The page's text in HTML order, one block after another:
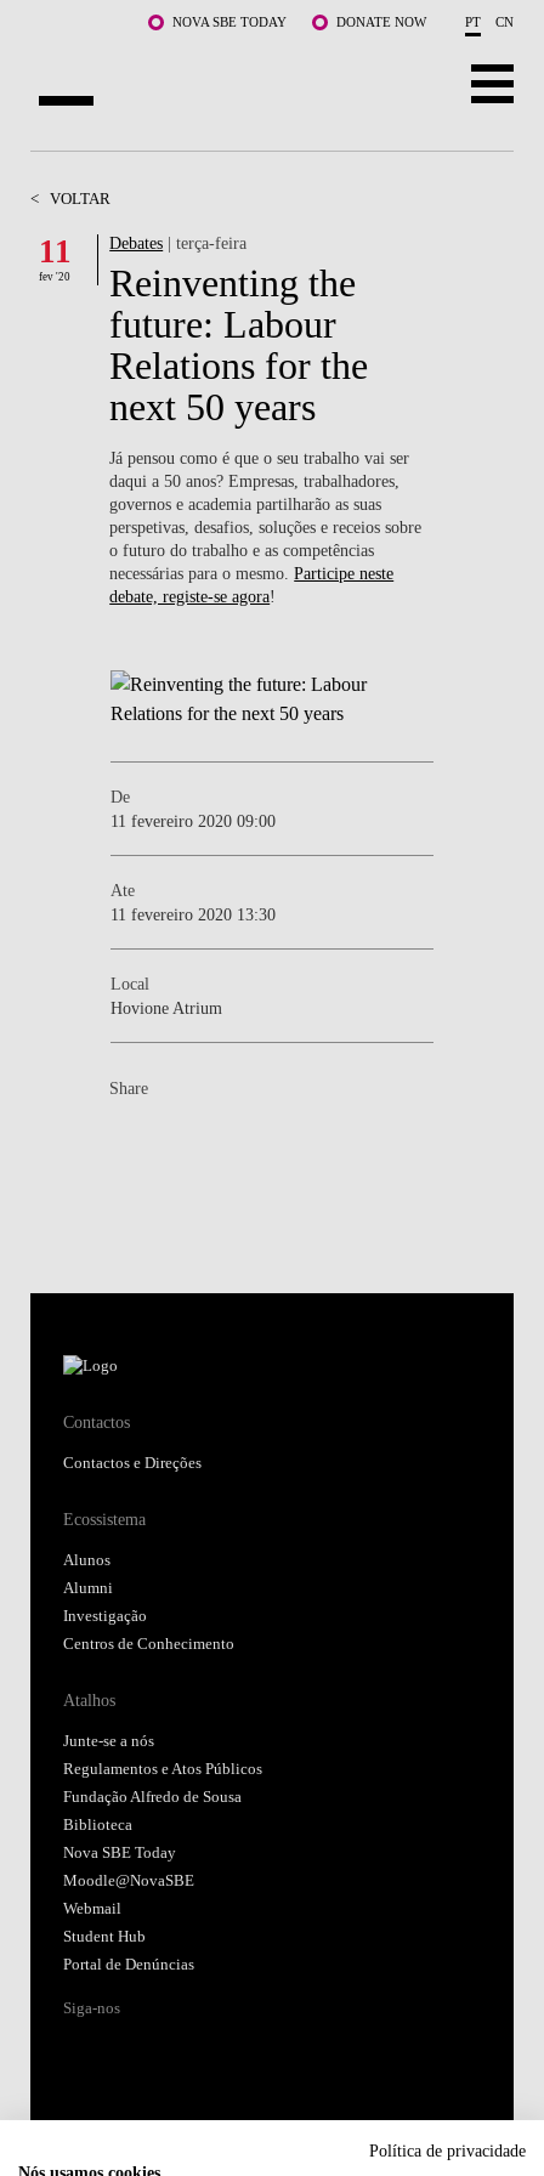
Saltar para o conteúdo principalNOVA SBE TODAY DONATE NOW PT CN
DOCENTES E INVESTIGAÇÃO
COMUNIDADE
< VOLTAR
11
fev '20
Debates | terça-feira
Reinventing the
future: Labour
Relations for the
next 50 years
Já pensou como é que o seu trabalho vai ser
daqui a 50 anos? Empresas, trabalhadores,
governos e academia partilharão as suas
perspetivas, desafios, soluções e receios sobre
o futuro do trabalho e as competências
necessárias para o mesmo.Participe neste
debate, registe-se agora!
De
11 fevereiro 2020 09:00
Ate
11 fevereiro 2020 13:30
Local
Hovione Atrium
Share
Contactos
Contactos e Direções
Ecossistema
Alunos
Alumni
Investigação
Centros de Conhecimento
Atalhos
Junte-se a nós
Regulamentos e Atos Públicos
Fundação Alfredo de Sousa
Biblioteca
Nova SBE Today
Moodle@NovaSBE
Webmail
Student Hub
Portal de Denúncias
Siga-nos
Política de privacidade